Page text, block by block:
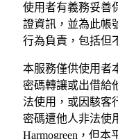
使用者有義務妥善
證資訊，並為此帳
行為負責，包括但
本服務僅供使用者
密碼轉讓或出借給
法使用，或因駭客
密碼遭他人非法使
Harmogreen，但本